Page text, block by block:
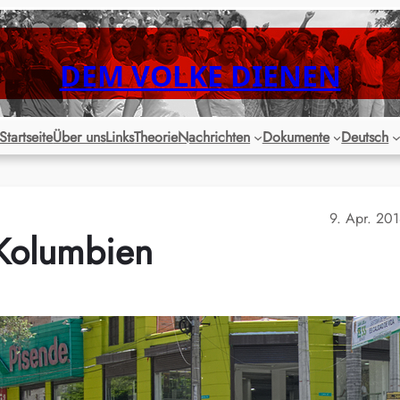
DEM VOLKE DIENEN
StartseiteÜber unsLinksTheorieNachrichten Dokumente Deutsch
9. Apr.